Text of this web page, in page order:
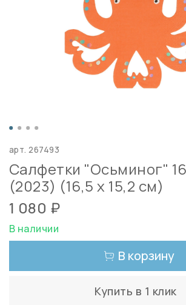
арт.267493
Салфетки "Осьминог"
(2023) (16,5 x 15,2 см)
1 080 ₽
В наличии
В корзину
Купить в 1 клик